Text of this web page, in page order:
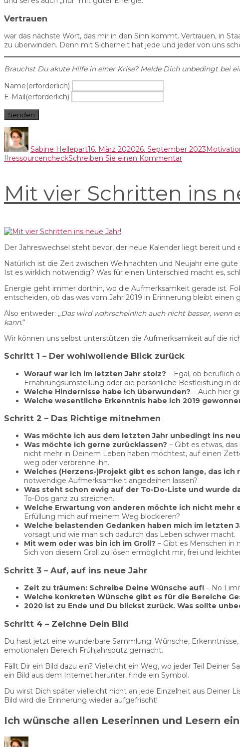
Vertrauen
war das nächste Wort, das mir in den Sinn kommt. Vertrauen, in
zu überwinden. Denn mit Sicherheit hat jede und jeder von uns
Brauchst Du akute Hilfe in einer Krise? Melde Dich unbedingt bei
Name(erforderlich)
E-Mail(erforderlich)
Senden
Autor
Sabine Hellepart16. März 202026. September 2023
#ressourcencheckSchreiben Sie einen Kommentarzu
Mit vier Schritten ins
Der Jahreswechsel steht bevor, der neue Kalender liegt bereit
Natürlich ist die Zeit zwischen Weihnachten und Neujahr eine
Ist es wirklich notwendig? Was für einen Unterschied macht es,
Energie geht immer dorthin, wo die Aufmerksamkeit gerade ist.
entscheiden, ob das was vom Jahr 2019 in Erinnerung bleibt
Also entweder: „Das wird wahrscheinlich auch nicht besser, wenn
kann.“
Wir können uns selbst unterstützen die Aufmerksamkeit auf die
Schritt 1 – Der wohlwollende Blick zurück
Worauf war ich im letzten Jahr stolz? – Egal, ob beruflich
Ernährungsumstellung oder die persönliche Bestleistung in
Welche Hindernisse habe ich überwunden? – Auch hier
Welche wesentliche Erkenntnis habe ich 2019
Schritt 2 – Das Richtige mitnehmen
Was möchte ich aus dem letzten Jahr unbedingt ins
Was möchte ich gerne zurücklassen? – Gibt es etwas,
nicht mehr in Deinem Leben haben möchtest, auf einen
weg oder verbrenne ihn.
Welches (Herzens-)Projekt gibt es schon lange, das
notwendige Aufmerksamkeit angedeihen lassen?
Was steht schon ewig auf der To-Do-Liste und wurde
To-Dos ganz zu streichen.
Welche Erwartung von anderen möchte ich nicht mehr
Erfüllung mich auf meinem Weg blockieren?
Welche belastenden Gedanken haben mich im letzten
vorsagt und wie man sich dadurch das Leben schwer macht.
Mit wem oder was bin ich im Groll? – Gibt es Menschen in
Sich von diesem Groll zu lösen ermöglicht mir, frei und
Schritt 3 – Auf, auf ins neue Jahr
Zeit zu träumen: Schreibe Deine Wünsche auf! – No
Welche konkreten Wünsche gibt es für die Bereiche
2020 ist zu Ende und Du blickst zurück. Was sollte
Schritt 4 – Zeichne Dein Bild
Du hast jetzt eine wunderbare Sammlung: Wünsche,
emotionalen Bereich Frühjahrsputz gemacht.
Fällt Dir ein Bild dazu ein? Vielleicht ein Weg, wo jeder Teil
ein Bild aus dem Internet herunter, finde ein Symbol.
Du wirst Dich später vielleicht nicht an jede Einzelheit aus Deiner
Bild wird die Erinnerung wieder aufgefrischt!
Ich wünsche allen Leserinnen und Lesern
Autor